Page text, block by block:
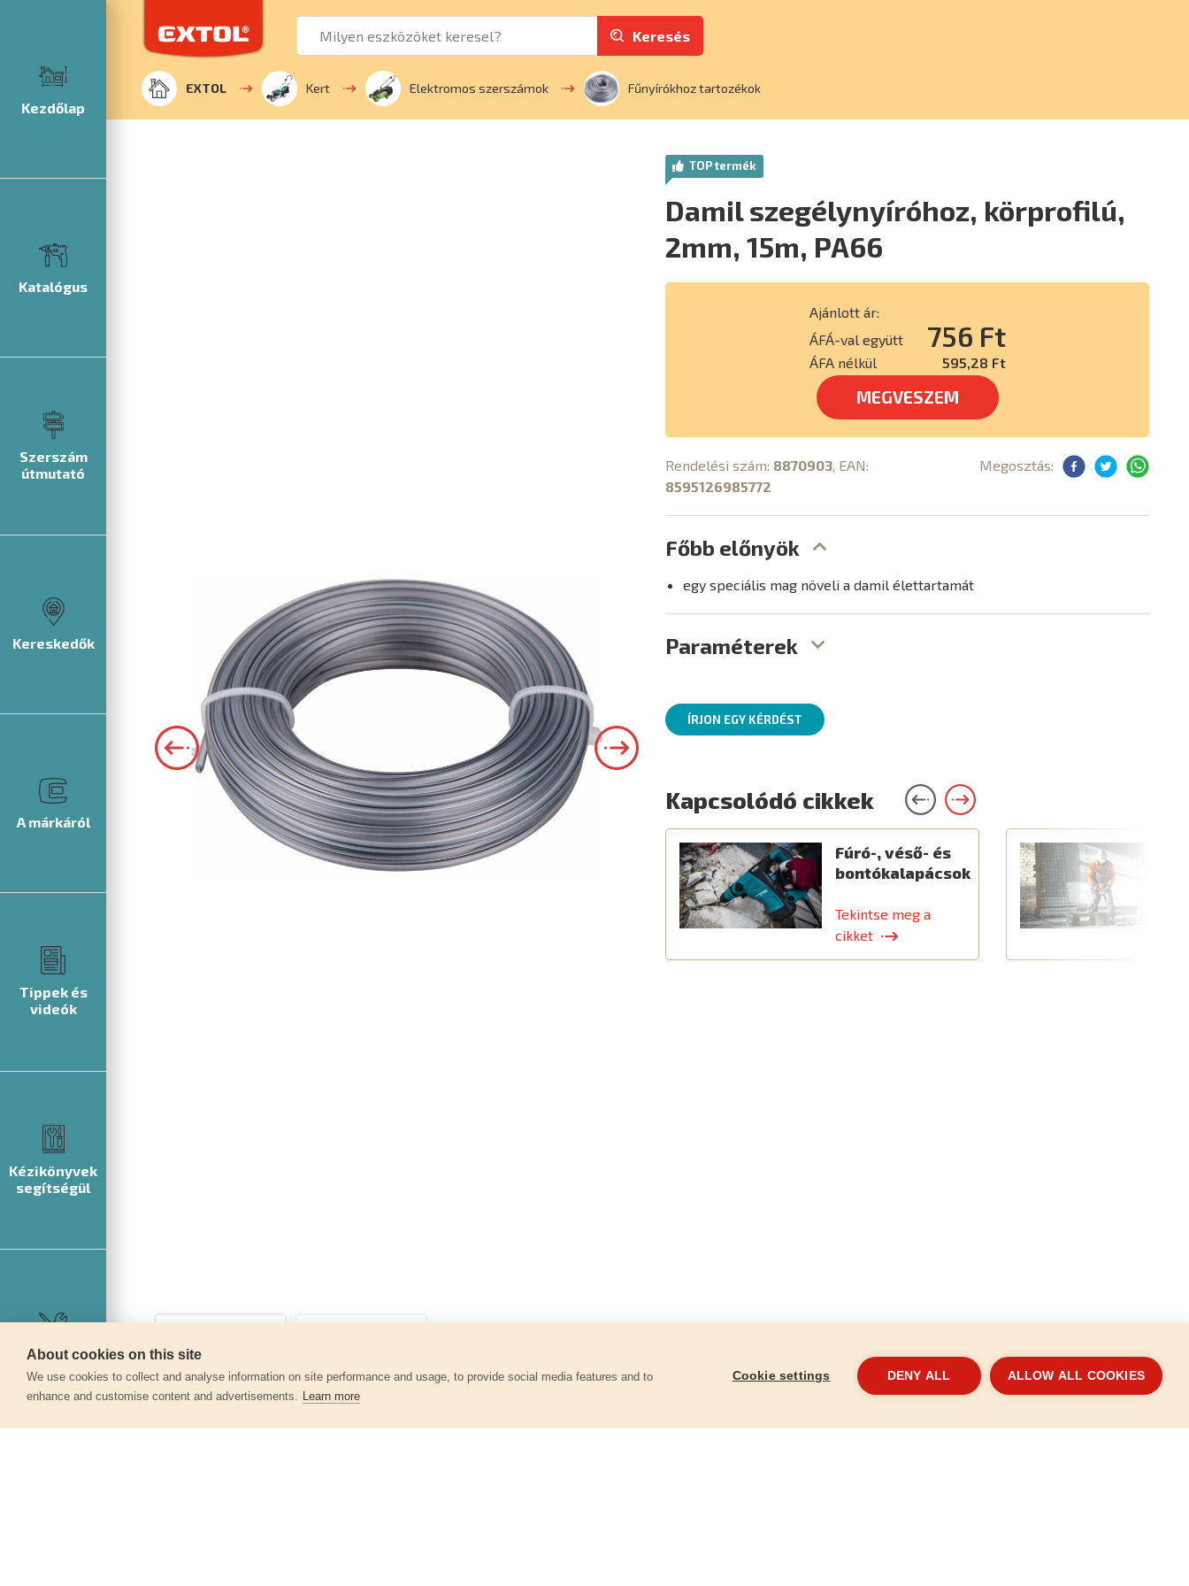
Kezdőlap
Katalógus
Szerszám
útmutató
Kereskedők
A márkáról
Tippek és
videók
Kézikönyvek
segítségül
Szerviz
Keresés
EXTOL Kert Elektromos szerszámok Fűnyírókhoz tartozékok
TOP termék
Damil szegélynyíróhoz, körprofilú,
2mm, 15m, PA66
Ajánlott ár:
ÁFÁ-val együtt
756 Ft
ÁFA nélkül 595,28 Ft
MEGVESZEM
Rendelési szám: 8870903 , EAN:
8595126985772
Megosztás:
Főbb előnyök
egy speciális mag növeli a damil élettartamát
Paraméterek
ÍRJON EGY KÉRDÉST
Kapcsolódó cikkek
Fúró-, véső- és
bontókalapácsok
Tekintse meg a
cikket
About cookies on this site
We use cookies to collect and analyse information on site performance and usage, to provide social media features and to
enhance and customise content and advertisements. Learn more
Cookie settings DENY ALL ALLOW ALL COOKIES